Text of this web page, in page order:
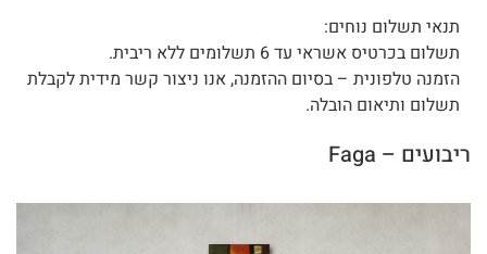
תנאי תשלום נוחים:
תשלום בכרטיס אשראי עד 6 תשלומים ללא ריבית.
הזמנה טלפונית – בסיום ההזמנה, אנו ניצור קשר מידית לקבלת
תשלום ותיאום הובלה.
ריבועים – Faga